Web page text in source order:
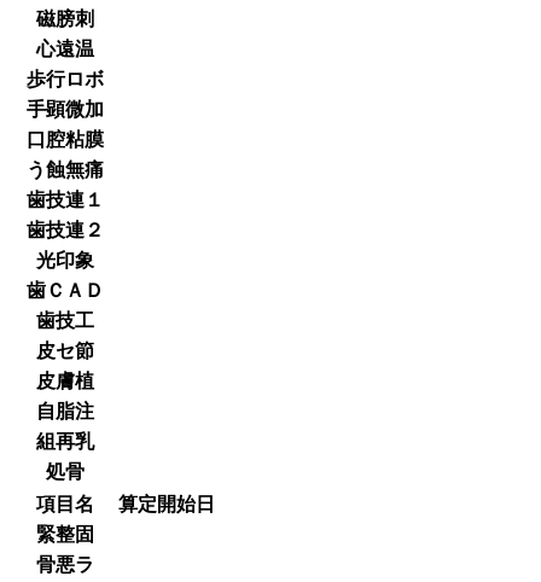
磁膀刺
心遠温
歩行ロボ
手顕微加
口腔粘膜
う蝕無痛
歯技連１
歯技連２
光印象
歯ＣＡＤ
歯技工
皮セ節
皮膚植
自脂注
組再乳
処骨
項目名
算定開始日
緊整固
骨悪ラ